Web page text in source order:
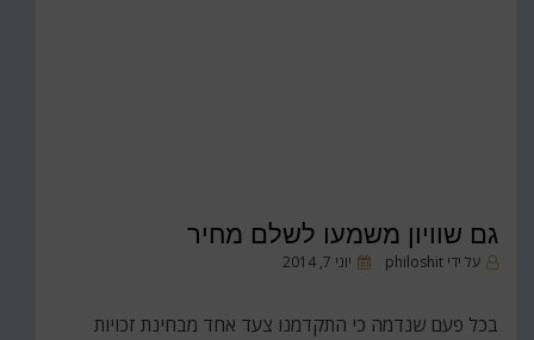
גם שוויון משמעו לשלם מחיר
על ידי philoshit
פורסם
יוני 7, 2014
בכל פעם שנדמה כי התקדמנו צעד אחד מבחינת זכויות